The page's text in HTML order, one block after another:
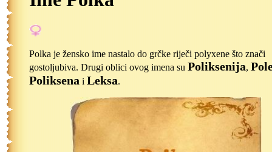
Polka je žensko ime nastalo do grčke riječi polyxene što znači
gostoljubiva. Drugi oblici ovog imena su Poliksenija,
Poliksena i Leksa.